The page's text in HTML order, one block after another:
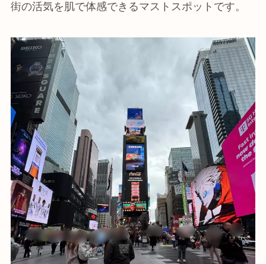
街の活気を肌で体感できるマストスポットです。